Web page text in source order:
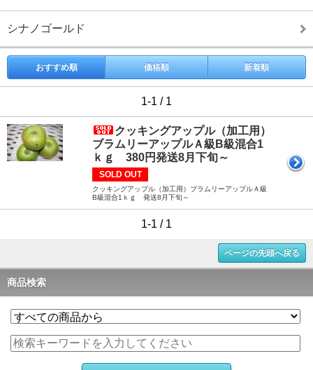
シナノゴールド
おすすめ順 価格順 新着順
1-1 / 1
クッキングアップル（加工用）
ブラムリーアップルＡ級B級混合1
ｋｇ 380円発送8月下旬～
SOLD OUT
クッキングアップル（加工用）ブラムリーアップルＡ級
B級混合1ｋｇ 発送8月下旬～
1-1 / 1
ページの先頭へ戻る
商品検索